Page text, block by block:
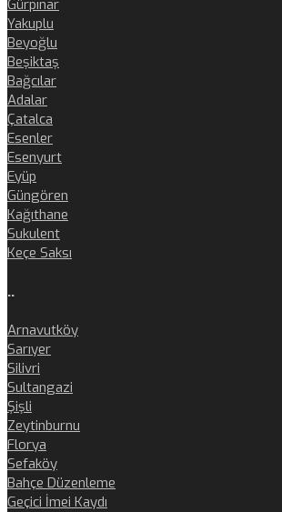
Gürpınar
Yakuplu
Beyoğlu
Beşiktaş
Bağcılar
Adalar
Çatalca
Esenler
Esenyurt
Eyüp
Güngören
Kağıthane
Sukulent
Keçe Saksı
..
Arnavutköy
Sarıyer
Silivri
Sultangazi
Şişli
Zeytinburnu
Florya
Sefaköy
Bahçe Düzenleme
Geçici İmei Kaydı